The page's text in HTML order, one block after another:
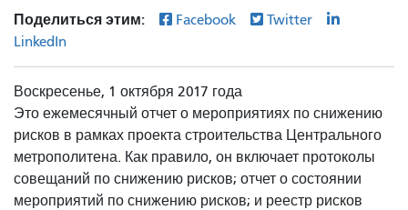
Поделиться этим: Facebook
Twitter
LinkedIn
Воскресенье, 1 октября 2017 года
Это ежемесячный отчет о мероприятиях по снижению
рисков в рамках проекта строительства Центрального
метрополитена. Как правило, он включает протоколы
совещаний по снижению рисков; отчет о состоянии
мероприятий по снижению рисков; и реестр рисков